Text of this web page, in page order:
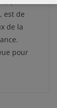
est de
de la
pour